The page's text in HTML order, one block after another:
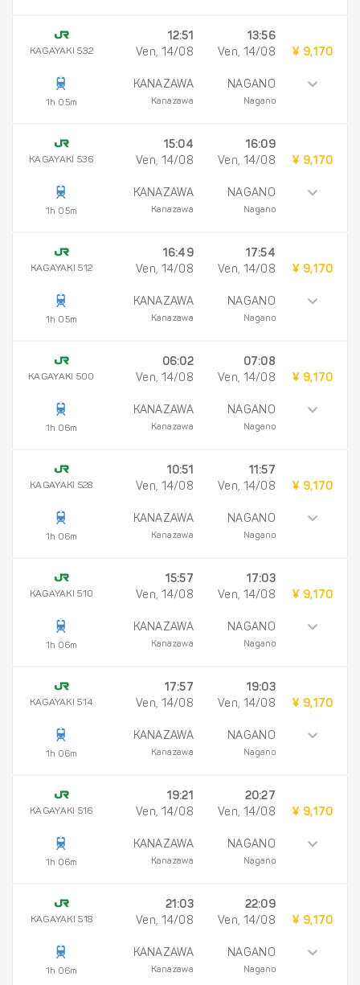
KAGAYAKI 532
1h 05m
12:51
Ven, 14/08
KANAZAWA
Kanazawa
13:56
Ven, 14/08
NAGANO
Nagano
¥ 9,170
KAGAYAKI 536
1h 05m
15:04
Ven, 14/08
KANAZAWA
Kanazawa
16:09
Ven, 14/08
NAGANO
Nagano
¥ 9,170
KAGAYAKI 512
1h 05m
16:49
Ven, 14/08
KANAZAWA
Kanazawa
17:54
Ven, 14/08
NAGANO
Nagano
¥ 9,170
KAGAYAKI 500
1h 06m
06:02
Ven, 14/08
KANAZAWA
Kanazawa
07:08
Ven, 14/08
NAGANO
Nagano
¥ 9,170
KAGAYAKI 528
1h 06m
10:51
Ven, 14/08
KANAZAWA
Kanazawa
11:57
Ven, 14/08
NAGANO
Nagano
¥ 9,170
KAGAYAKI 510
1h 06m
15:57
Ven, 14/08
KANAZAWA
Kanazawa
17:03
Ven, 14/08
NAGANO
Nagano
¥ 9,170
KAGAYAKI 514
1h 06m
17:57
Ven, 14/08
KANAZAWA
Kanazawa
19:03
Ven, 14/08
NAGANO
Nagano
¥ 9,170
KAGAYAKI 516
1h 06m
19:21
Ven, 14/08
KANAZAWA
Kanazawa
20:27
Ven, 14/08
NAGANO
Nagano
¥ 9,170
KAGAYAKI 518
1h 06m
21:03
Ven, 14/08
KANAZAWA
Kanazawa
22:09
Ven, 14/08
NAGANO
Nagano
¥ 9,170